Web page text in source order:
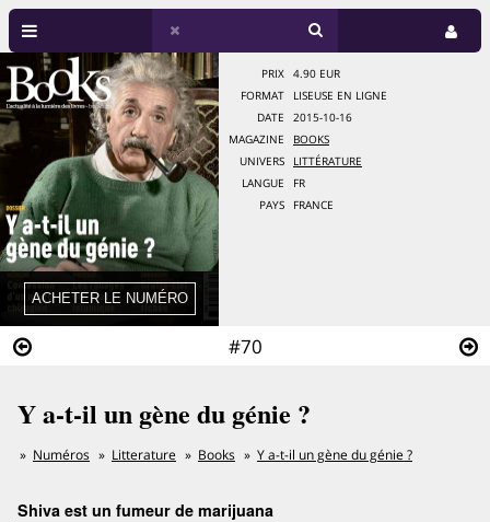
#70
PRIX
4.90 EUR
FORMAT
LISEUSE EN LIGNE
DATE
2015-10-16
MAGAZINE
BOOKS
UNIVERS
LITTÉRATURE
LANGUE
FR
PAYS
FRANCE
Y a-t-il un gène du génie ?
Numéros Litterature Books Y a-t-il un gène du génie ?
Shiva est un fumeur de marijuana